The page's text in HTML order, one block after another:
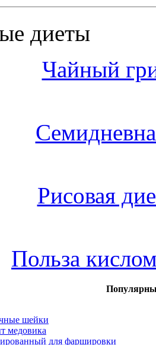
диеты
Чайный
Рисовая
Польза